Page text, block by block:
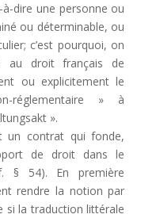
à-dire une personne ou
ou déterminable, ou
c’est pourquoi, on
au droit français de
ou explicitement le
réglementaire » à
».
un contrat qui fonde,
de droit dans le
§ 54). En première
rendre la notion par
si la traduction littérale